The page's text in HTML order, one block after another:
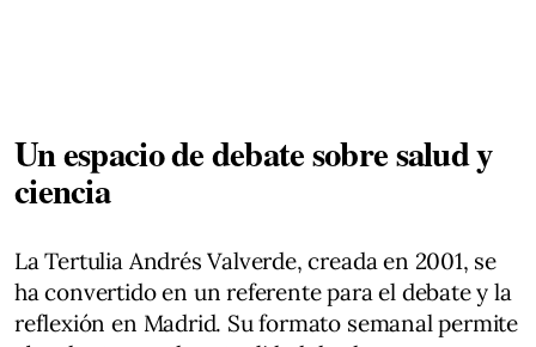
Un espacio de debate sobre salud y
ciencia
La Tertulia Andrés Valverde, creada en 2001, se
ha convertido en un referente para el debate y la
reflexión en Madrid. Su formato semanal permite